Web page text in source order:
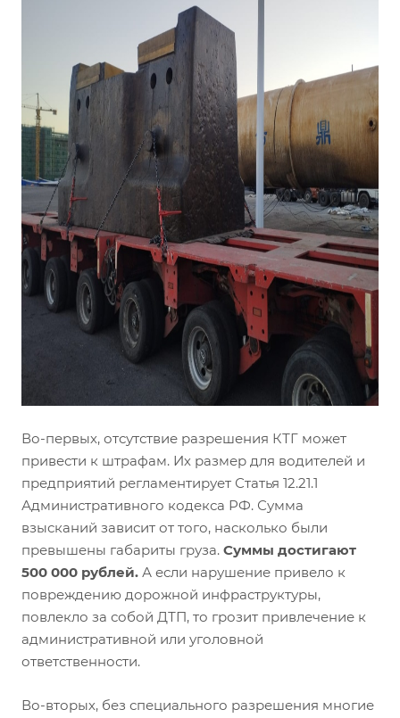
Во-первых, отсутствие разрешения КТГ может
привести к штрафам. Их размер для водителей и
предприятий регламентирует Статья 12.21.1
Административного кодекса РФ. Сумма
взысканий зависит от того, насколько были
превышены габариты груза. Суммы достигают
500 000 рублей. А если нарушение привело к
повреждению дорожной инфраструктуры,
повлекло за собой ДТП, то грозит привлечение к
административной или уголовной
ответственности.
Во-вторых, без специального разрешения многие